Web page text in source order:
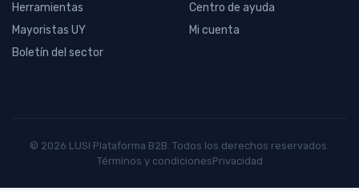
Herramientas
Mayoristas UY
Boletín del sector
Centro de ayuda
Mi cuenta
© 2026 LUSI Plataforma B2B. Todos los derechos reservados.
Términos y condicionesPrivacidad